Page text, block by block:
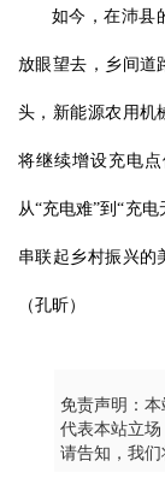
如今，在沛县
放眼望去，乡间道
头，新能源农用机
将继续增设充电
从“充电难”到“充
串联起乡村振兴的
（孔昕）
免责声明：
代表本站立
请告知，我们